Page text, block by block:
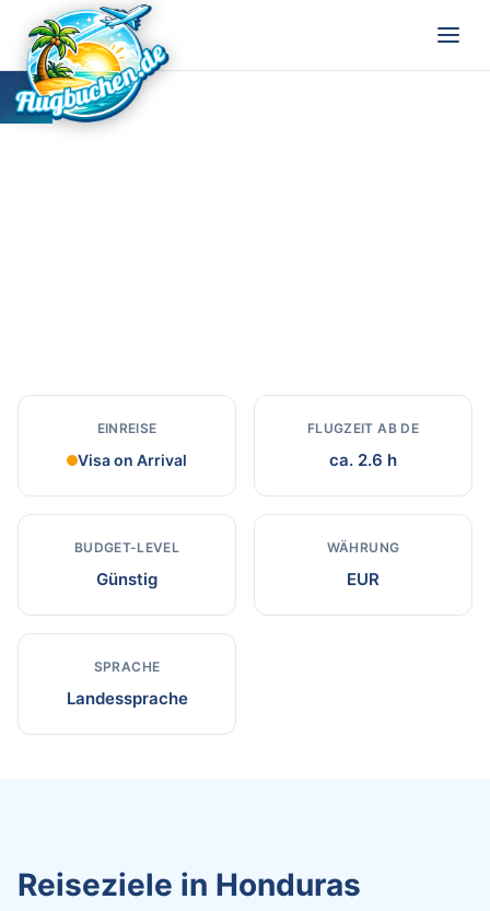
EINREISE
Visa on Arrival
FLUGZEIT AB DE
ca. 2.6 h
BUDGET-LEVEL
Günstig
WÄHRUNG
EUR
SPRACHE
Landessprache
Reiseziele in Honduras